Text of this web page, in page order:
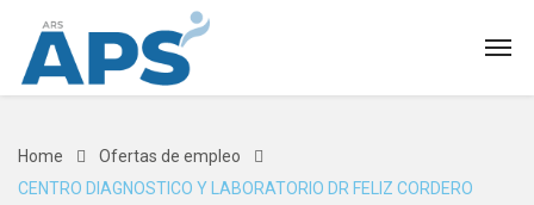
Home
Ofertas de empleo
CENTRO DIAGNOSTICO Y LABORATORIO DR FELIZ CORDERO